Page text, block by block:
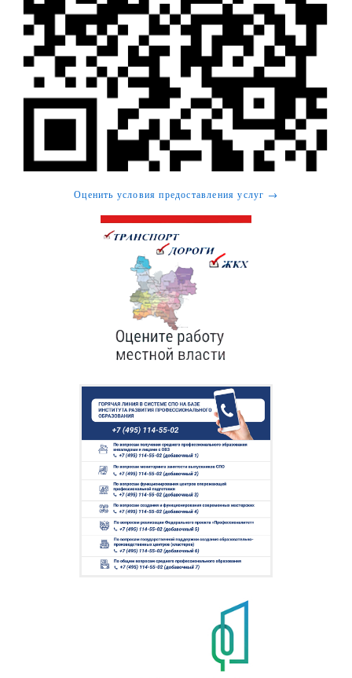
Оценить условия предоставления услуг →